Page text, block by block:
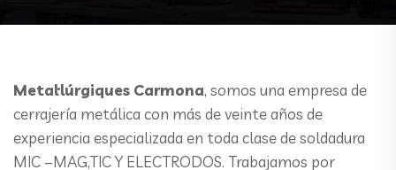
Metal·lúrgiques Carmona, somos una empresa de
cerrajería metálica con más de veinte años de
experiencia especializada en toda clase de soldadura
MIC –MAG,TIC Y ELECTRODOS. Trabajamos por